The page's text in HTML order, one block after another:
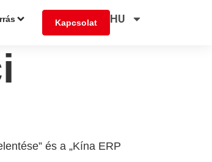
Kapcsolat HU
és a „Kína ERP